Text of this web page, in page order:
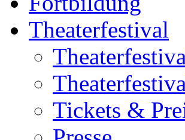
Theaterfestival
Tickets &